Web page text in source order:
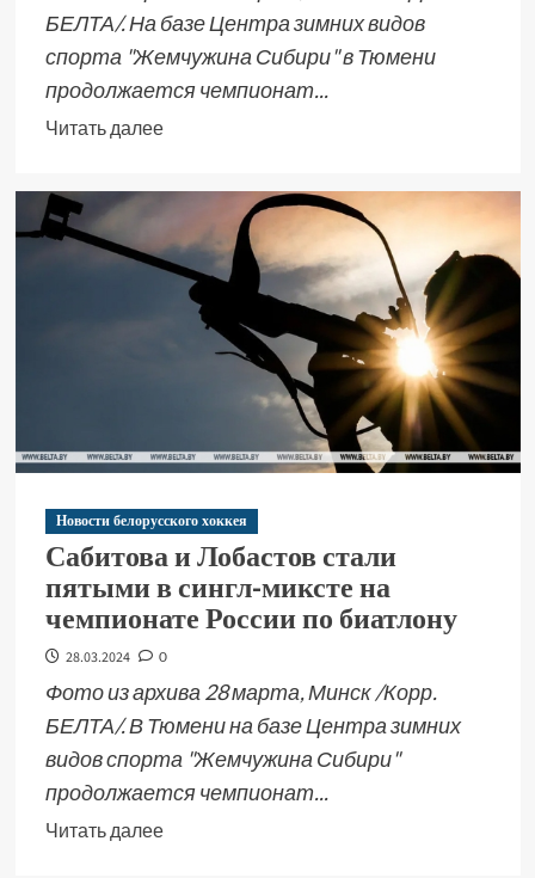
БЕЛТА/. На базе Центра зимних видов
спорта "Жемчужина Сибири" в Тюмени
продолжается чемпионат...
Читать далее
Новости белорусского хоккея
Сабитова и Лобастов стали
пятыми в сингл-миксте на
чемпионате России по биатлону
28.03.2024 0
Фото из архива 28 марта, Минск /Корр.
БЕЛТА/. В Тюмени на базе Центра зимних
видов спорта "Жемчужина Сибири"
продолжается чемпионат...
Читать далее